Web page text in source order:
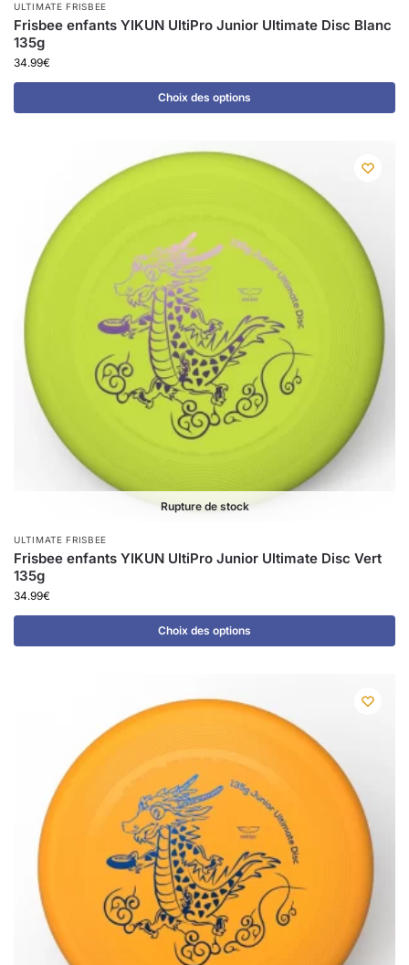
ULTIMATE FRISBEE
Frisbee enfants YIKUN UltiPro Junior Ultimate Disc Blanc
135g
34.99€
Choix des options
Rupture de stock
ULTIMATE FRISBEE
Frisbee enfants YIKUN UltiPro Junior Ultimate Disc Vert
135g
34.99€
Choix des options